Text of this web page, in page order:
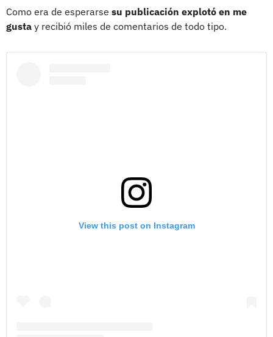
Como era de esperarse su publicación explotó en me
gusta y recibió miles de comentarios de todo tipo.
View this post on Instagram